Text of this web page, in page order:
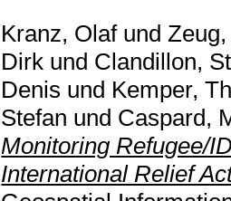
Kranz, Olafund
Dirk und Clandillon,
Denis und Kemper,
Stefan und Caspard,
Monitoring Refugee/
International Relief